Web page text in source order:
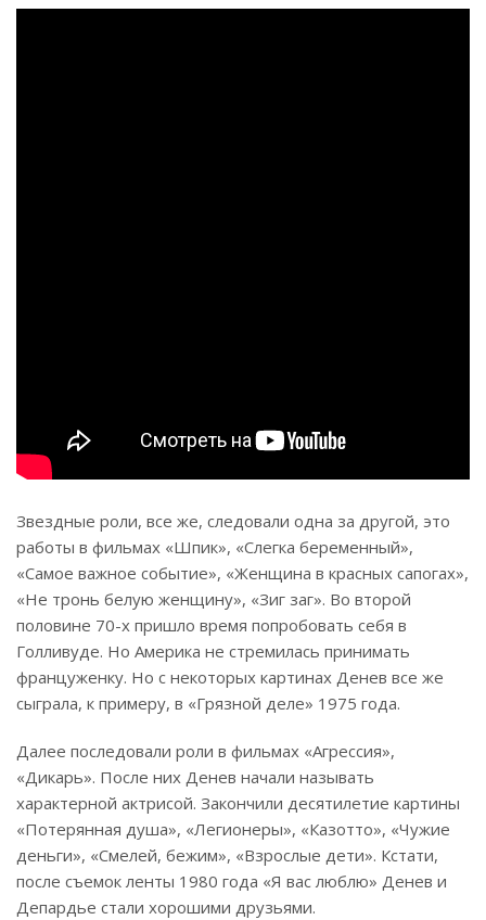
Звездные роли, все же, следовали одна за другой, это
работы в фильмах «Шпик», «Слегка беременный»,
«Самое важное событие», «Женщина в красных сапогах»,
«Не тронь белую женщину», «Зиг заг». Во второй
половине 70-х пришло время попробовать себя в
Голливуде. Но Америка не стремилась принимать
француженку. Но с некоторых картинах Денев все же
сыграла, к примеру, в «Грязной деле» 1975 года.
Далее последовали роли в фильмах «Агрессия»,
«Дикарь». После них Денев начали называть
характерной актрисой. Закончили десятилетие картины
«Потерянная душа», «Легионеры», «Казотто», «Чужие
деньги», «Смелей, бежим», «Взрослые дети». Кстати,
после съемок ленты 1980 года «Я вас люблю» Денев и
Депардье стали хорошими друзьями.